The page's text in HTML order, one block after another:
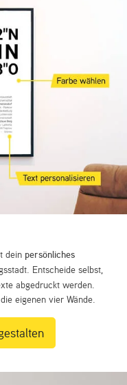
dein persönliches
Entscheide selbst,
abgedruckt werden.
eigenen vier Wände.